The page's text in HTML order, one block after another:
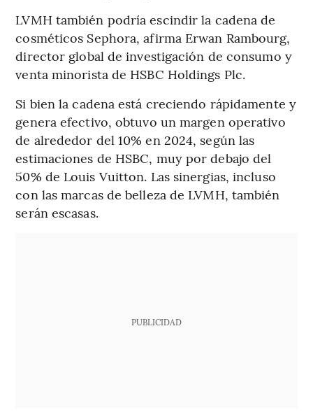
LVMH también podría escindir la cadena de
cosméticos Sephora, afirma Erwan Rambourg,
director global de investigación de consumo y
venta minorista de HSBC Holdings Plc.
Si bien la cadena está creciendo rápidamente y
genera efectivo, obtuvo un margen operativo
de alrededor del 10% en 2024, según las
estimaciones de HSBC, muy por debajo del
50% de Louis Vuitton. Las sinergias, incluso
con las marcas de belleza de LVMH, también
serán escasas.
PUBLICIDAD